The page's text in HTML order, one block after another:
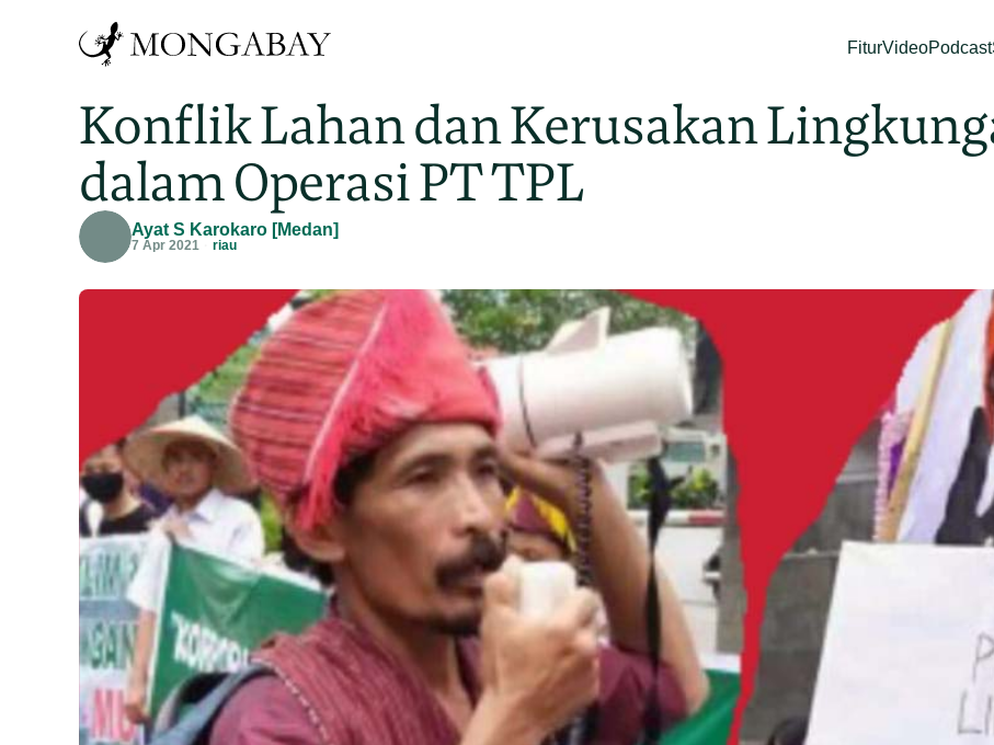
FiturVideoPodcast
Konflik Lahan dan Kerusakan
dalam Operasi PT TPL
Ayat S Karokaro [Medan]
7 Apr 2021 riau